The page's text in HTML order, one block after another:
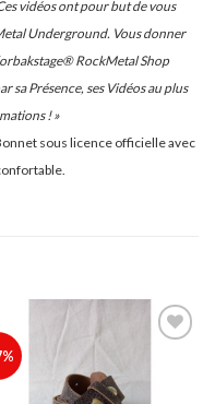
vidéos ont pour but de vous
Underground. Vous donner
RockMetal Shop
sa Présence, ses Vidéos au plus
! »
sous licence officielle avec